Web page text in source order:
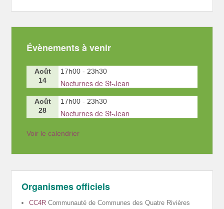
Évènements à venir
Août
14
17h00 - 23h30
Nocturnes de St-Jean
Août
28
17h00 - 23h30
Nocturnes de St-Jean
Voir le calendrier
Organismes officiels
CC4R Communauté de Communes des Quatre Rivières